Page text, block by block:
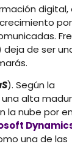
digital,
deja de ser
). Según la
alta
la nube por
una de las